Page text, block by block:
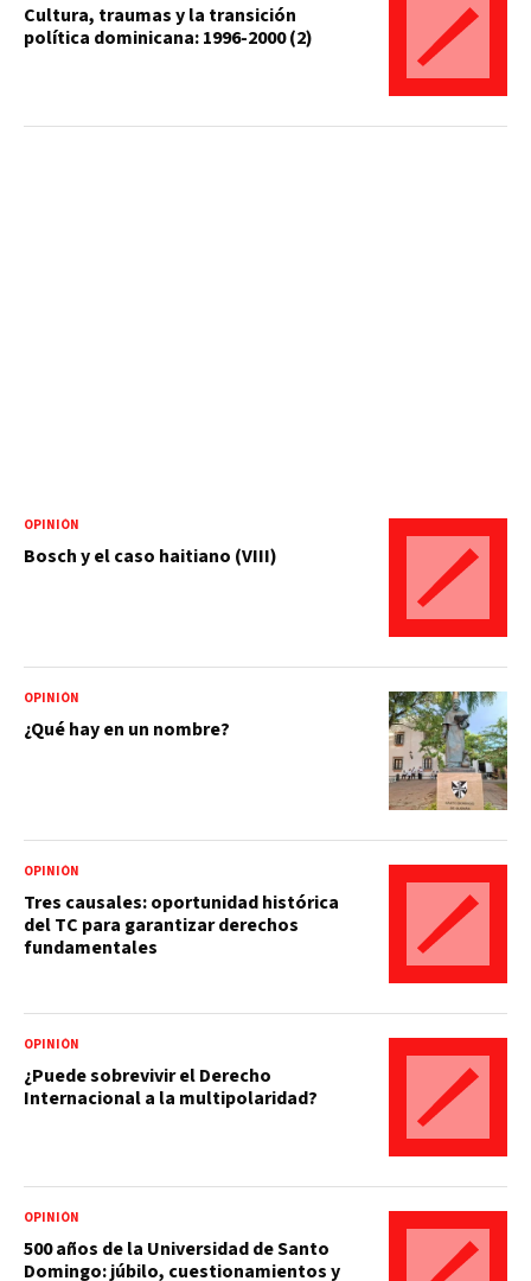
Cultura, traumas y la transición
política dominicana: 1996-2000 (2)
OPINIÓN
Bosch y el caso haitiano (VIII)
OPINIÓN
¿Qué hay en un nombre?
OPINIÓN
Tres causales: oportunidad histórica
del TC para garantizar derechos
fundamentales
OPINIÓN
¿Puede sobrevivir el Derecho
Internacional a la multipolaridad?
OPINIÓN
500 años de la Universidad de Santo
Domingo: júbilo, cuestionamientos y